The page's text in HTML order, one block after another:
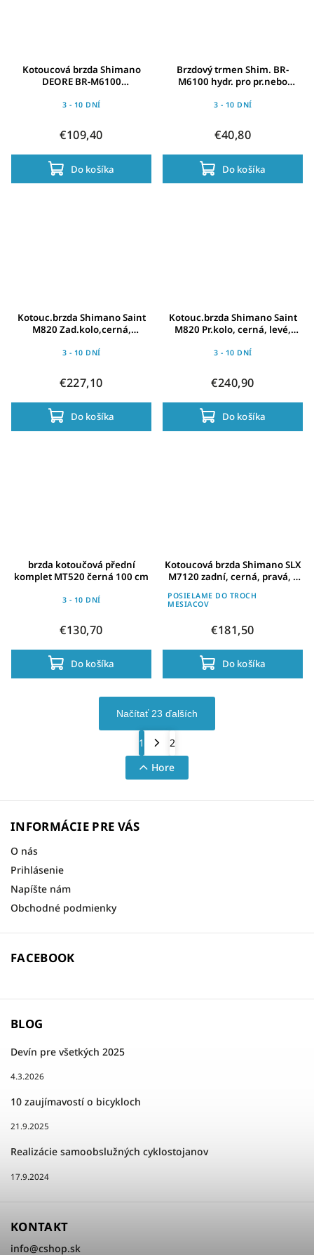
Kotoucová brzda Shimano
DEORE BR-M6100
BL-M6100
3 - 10 DNÍ
€109,40
Do košíka
Brzdový trmen Shim. BR-
M6100 hydr. pro pr.nebo
3 - 10 DNÍ
€40,80
Do košíka
Kotouc.brzda Shimano Saint
M820 Zad.kolo,cerná,
3 - 10 DNÍ
€227,10
Do košíka
Kotouc.brzda Shimano Saint
M820 Pr.kolo, cerná, levé,
3 - 10 DNÍ
€240,90
Do košíka
brzda kotoučová přední
komplet MT520 černá 100 cm
3 - 10 DNÍ
€130,70
Do košíka
Kotoucová brzda Shimano SLX
M7120 zadní, cerná, pravá, s
POSIELAME DO TROCH
MESIACOV
€181,50
Do košíka
Načítať 23 ďalších
1
2
Hore
INFORMÁCIE PRE VÁS
O nás
Prihlásenie
Napíšte nám
Obchodné podmienky
FACEBOOK
BLOG
Devín pre všetkých 2025
4.3.2026
10 zaujímavostí o bicykloch
21.9.2025
Realizácie samoobslužných cyklostojanov
17.9.2024
KONTAKT
info@cshop.sk